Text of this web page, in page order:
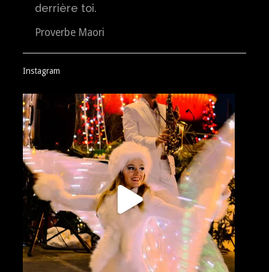
derrière toi.
Proverbe Maori
Instagram